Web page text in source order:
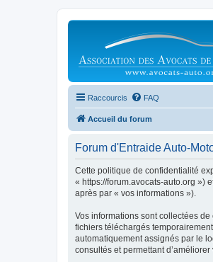
Raccourcis FAQ
Accueil du forum
Forum d'Entraide Auto-
Cette politique de confidentialité
« https://forum.avocats-auto.org »)
après par « vos informations »).
Vos informations sont collectées
fichiers téléchargés
automatiquement assignés par le
consultés et permettant